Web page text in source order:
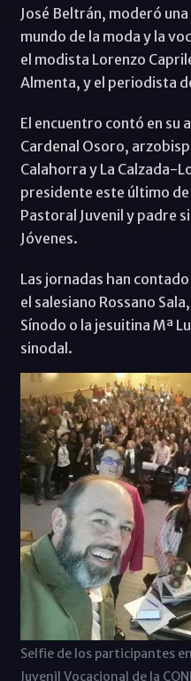
José Beltrán, moderó
mundo de la moda y la
el modista Lorenzo
Almenta, y el periodista
El encuentro contó en su
Cardenal Osoro,
Calahorra y La Calzada-
presidente este último de
Pastoral Juvenil y padre
Jóvenes.
Las jornadas han
el salesiano Rossano
Sínodo o la jesuitina Mª
sinodal.
Selfie de los participantes
Juvenil Vocacional de la